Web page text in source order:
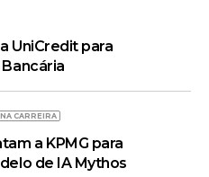
UniCredit para
CARREIRA
a KPMG para
de IA Mythos